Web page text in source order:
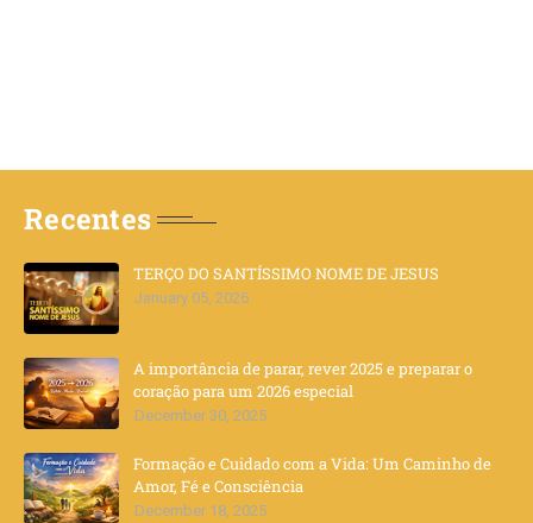
Recentes
TERÇO DO SANTÍSSIMO NOME DE JESUS
January 05, 2026
A importância de parar, rever 2025 e preparar o
coração para um 2026 especial
December 30, 2025
Formação e Cuidado com a Vida: Um Caminho de
Amor, Fé e Consciência
December 18, 2025